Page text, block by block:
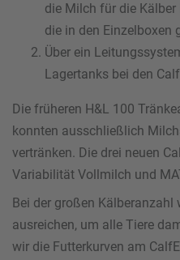
die Milch für die Kälber
die in den Einzelboxen
Über ein
Lagertanks bei den
Die früheren H&L 100
konnten ausschließlich
vertränken. Die drei neuen
Variabilität Vollmilch und
Bei der großen
ausreichen, um alle Tiere
wir die Futterkurven am